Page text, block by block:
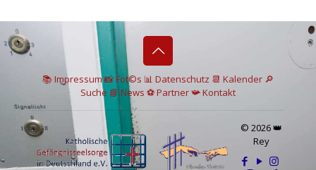
📚 Impressum📸Fot©s 📊 Datenschutz 📆 Kalender 🔎
Suche 📘 News ⚽Partner📯Kontakt
© 2026 👑
Rey